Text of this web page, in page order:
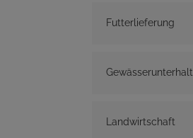
Futterlieferung
Gewässerunterhalt
Landwirtschaft